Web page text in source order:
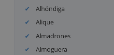
Alhóndiga
Alique
Almadrones
Almoguera